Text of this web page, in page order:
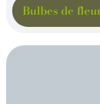
Bulbes de